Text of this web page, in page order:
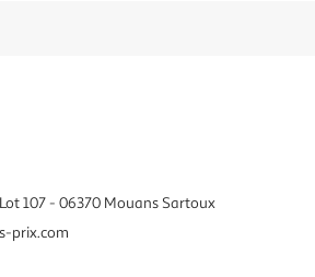
107 - 06370 Mouans Sartoux
prix.com